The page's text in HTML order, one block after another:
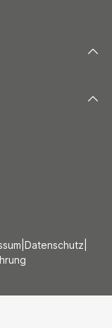
Datenschutz